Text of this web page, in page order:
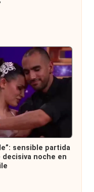
sensible partida
noche en